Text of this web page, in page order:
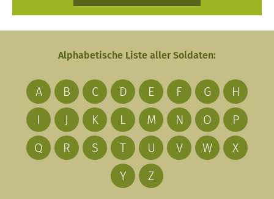
Alphabetische Liste aller Soldaten:
A B C D E F G
H
I
J K L M N O
P
Q
R S T U V W
X
Y
Z